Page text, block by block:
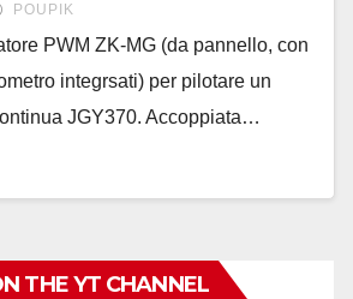
POUPIK
PWM ZK-MG (da pannello, con
integrsati) per pilotare un
JGY370. Accoppiata…
THE YT CHANNEL